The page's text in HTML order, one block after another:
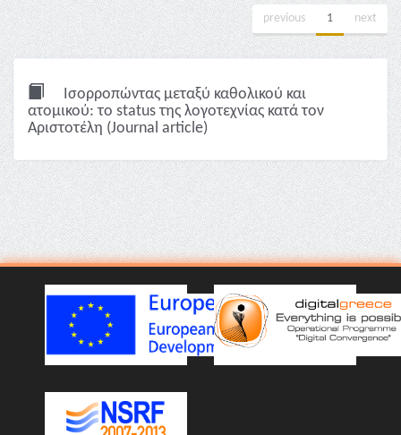
previous 1 next
Ισορροπώντας μεταξύ καθολικού και
ατομικού: το status της λογοτεχνίας κατά τον
Αριστοτέλη (Journal article)